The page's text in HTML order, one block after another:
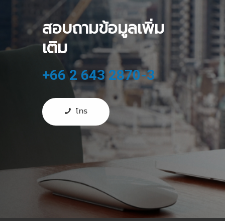
สอบถามข้อมูลเพิ่ม
เติม
+66 2 643 2870-3
โทร